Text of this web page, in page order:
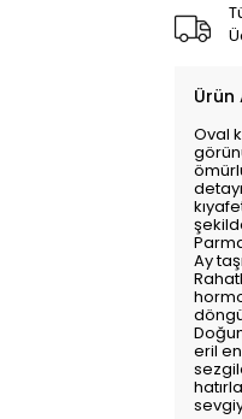
Ürün
Oval
Ay
eril